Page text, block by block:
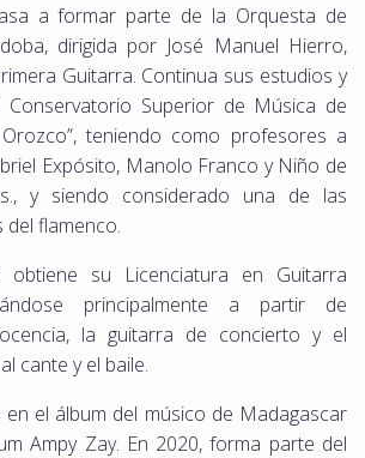
a formar parte de la Orquesta de
dirigida por José Manuel Hierro,
Guitarra. Continua sus estudios y
Conservatorio Superior de Música de
teniendo como profesores a
Expósito, Manolo Franco y Niño de
y siendo considerado una de las
del flamenco.
su Licenciatura en Guitarra
principalmente a partir de
la guitarra de concierto y el
cante y el baile.
el álbum del músico de Madagascar
Ampy Zay. En 2020, forma parte del